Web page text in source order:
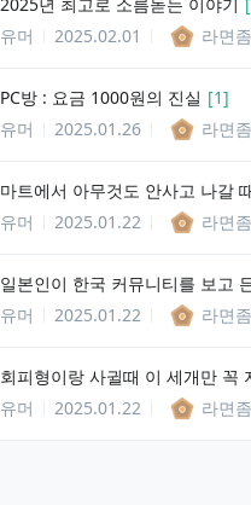
유머
2025.02.01 라면
PC방 : 요금 1000원의 진실 [1]
유머
2025.01.26 라면
마트에서 아무것도 안사고 나갈
유머
2025.01.22 라면
일본인이 한국 커뮤니티를 보고
유머
2025.01.22 라면
회피형이랑 사귈때 이 세개만 꼭
유머
2025.01.22 라면